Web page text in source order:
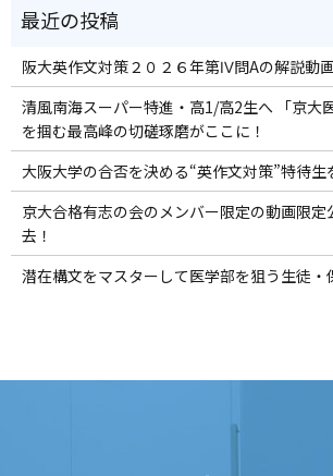
阪大英作文対策２０２６年第Ⅳ問Aの解説動画
清風南海スーパー特進・高1/高2生へ 「京大
を掴む最高峰の切磋琢磨がここに！
大阪大学の合否を決める“英作文対策”特待生
京大合格有志の会のメンバー限定の動画限定
去！
潜在構文をマスターして医学部を狙う生徒・